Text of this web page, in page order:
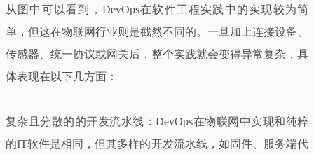
从图中可以看到，DevOps在软件工程实践中的实现较为简
单，但这在物联网行业则是截然不同的。一旦加上连接设备、
传感器、统一协议或网关后，整个实践就会变得异常复杂，具
体表现在以下几方面：
复杂且分散的的开发流水线：DevOps在物联网中实现和纯粹
的IT软件是相同，但其多样的开发流水线，如固件、服务端代